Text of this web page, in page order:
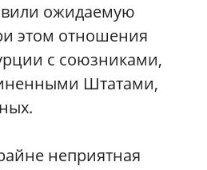
ожидаемую
этом отношения
с союзниками,
Штатами,
неприятная